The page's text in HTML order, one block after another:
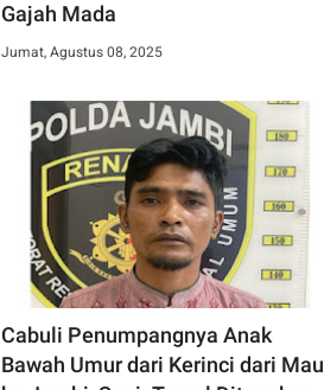
Gajah Mada
Jumat, Agustus 08, 2025
Cabuli Penumpangnya Anak
Bawah Umur dari Kerinci dari Mau